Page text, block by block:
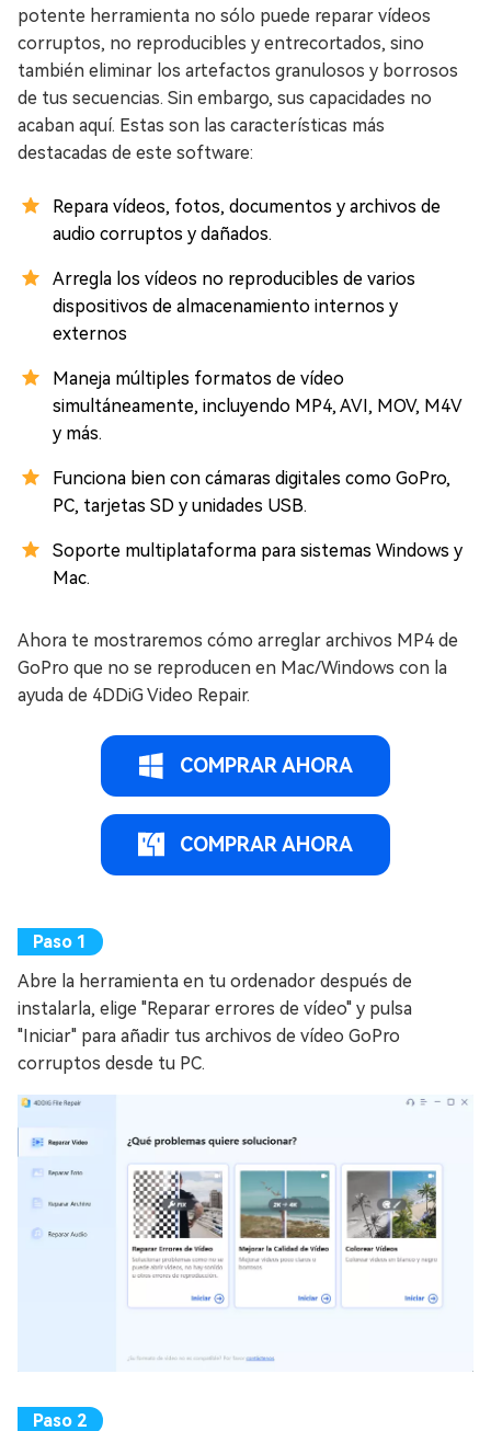
potente herramienta no sólo puede reparar vídeos
corruptos, no reproducibles y entrecortados, sino
también eliminar los artefactos granulosos y borrosos
de tus secuencias. Sin embargo, sus capacidades no
acaban aquí. Estas son las características más
destacadas de este software:
Repara vídeos, fotos, documentos y archivos de
audio corruptos y dañados.
Arregla los vídeos no reproducibles de varios
dispositivos de almacenamiento internos y
externos
Maneja múltiples formatos de vídeo
simultáneamente, incluyendo MP4, AVI, MOV, M4V
y más.
Funciona bien con cámaras digitales como GoPro,
PC, tarjetas SD y unidades USB.
Soporte multiplataforma para sistemas Windows y
Mac.
Ahora te mostraremos cómo arreglar archivos MP4 de
GoPro que no se reproducen en Mac/Windows con la
ayuda de 4DDiG Video Repair.
COMPRAR AHORA
COMPRAR AHORA
Abre la herramienta en tu ordenador después de
instalarla, elige "Reparar errores de vídeo" y pulsa
"Iniciar" para añadir tus archivos de vídeo GoPro
corruptos desde tu PC.